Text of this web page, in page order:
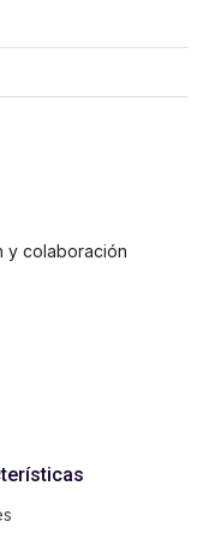
y colaboración